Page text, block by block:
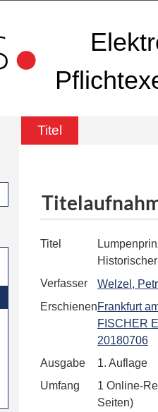
Titel
Titel
Verfasser
Welzel,
ErschienenFrankfurt
FISCHER
20180706
Ausgabe
1. Auflage
Umfang
1 Online-
Seiten)